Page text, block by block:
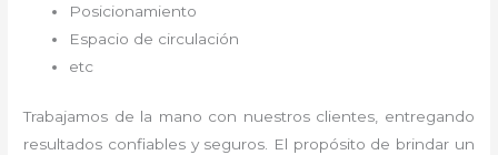
Posicionamiento
Espacio de circulación
etc
Trabajamos de la mano con nuestros clientes, entregando
resultados confiables y seguros. El propósito de brindar un